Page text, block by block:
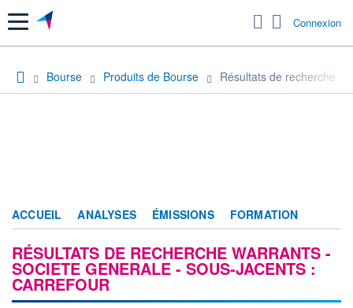
Menu Connexion
Bourse Produits de Bourse Résultats de recherche
ACCUEIL ANALYSES ÉMISSIONS FORMATION
RÉSULTATS DE RECHERCHE WARRANTS -
SOCIETE GENERALE - SOUS-JACENTS :
CARREFOUR